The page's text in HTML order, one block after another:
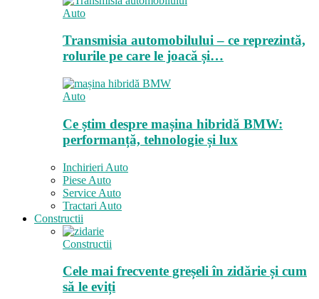
Auto
Transmisia automobilului – ce reprezintă,
rolurile pe care le joacă și…
Auto
Ce știm despre mașina hibridă BMW:
performanță, tehnologie și lux
Inchirieri Auto
Piese Auto
Service Auto
Tractari Auto
Constructii
Constructii
Cele mai frecvente greșeli în zidărie și cum
să le eviți